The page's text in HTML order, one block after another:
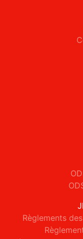
Règlements